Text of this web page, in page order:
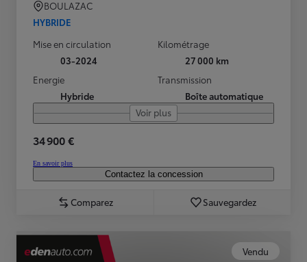
BOULAZAC
HYBRIDE
Mise en circulation
03-2024
Kilométrage
27 000 km
Energie
Hybride
Transmission
Boîte automatique
Voir plus
34 900 €
En savoir plus
Contactez la concession
Comparez Sauvegardez
Vendu